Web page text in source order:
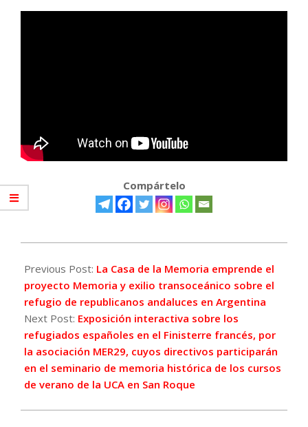
Compártelo
06-
27
Previous Post: La Casa de la Memoria emprende el
proyecto Memoria y exilio transoceánico sobre el
refugio de republicanos andaluces en Argentina
Next Post: Exposición interactiva sobre los
refugiados españoles en el Finisterre francés, por
la asociación MER29, cuyos directivos participarán
en el seminario de memoria histórica de los cursos
de verano de la UCA en San Roque